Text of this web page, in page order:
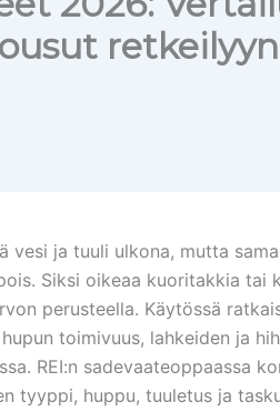
retkeilyyn
vesi ja tuuli ulkona, mutta
Siksi oikeaa kuoritakkia tai
perusteella. Käytössä
toimivuus, lahkeiden ja
REI:n sadevaateoppaassa
tyyppi, huppu, tuuletus ja